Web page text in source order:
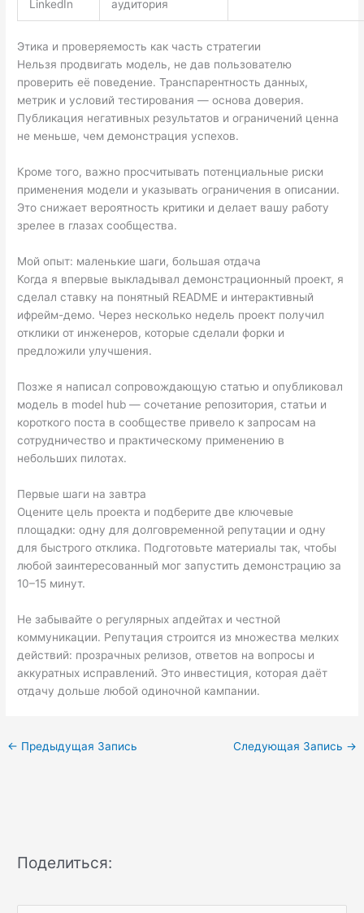
LinkedIn аудитория
Этика и проверяемость как часть стратегии
Нельзя продвигать модель, не дав пользователю
проверить её поведение. Транспарентность данных,
метрик и условий тестирования — основа доверия.
Публикация негативных результатов и ограничений ценна
не меньше, чем демонстрация успехов.
Кроме того, важно просчитывать потенциальные риски
применения модели и указывать ограничения в описании.
Это снижает вероятность критики и делает вашу работу
зрелее в глазах сообщества.
Мой опыт: маленькие шаги, большая отдача
Когда я впервые выкладывал демонстрационный проект, я
сделал ставку на понятный README и интерактивный
ифрейм-демо. Через несколько недель проект получил
отклики от инженеров, которые сделали форки и
предложили улучшения.
Позже я написал сопровождающую статью и опубликовал
модель в model hub — сочетание репозитория, статьи и
короткого поста в сообществе привело к запросам на
сотрудничество и практическому применению в
небольших пилотах.
Первые шаги на завтра
Оцените цель проекта и подберите две ключевые
площадки: одну для долговременной репутации и одну
для быстрого отклика. Подготовьте материалы так, чтобы
любой заинтересованный мог запустить демонстрацию за
10–15 минут.
Не забывайте о регулярных апдейтах и честной
коммуникации. Репутация строится из множества мелких
действий: прозрачных релизов, ответов на вопросы и
аккуратных исправлений. Это инвестиция, которая даёт
отдачу дольше любой одиночной кампании.
← Предыдущая Запись Следующая Запись →
Поделиться: